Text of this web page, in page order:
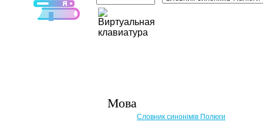
Мова
Словник синонімів Полюги